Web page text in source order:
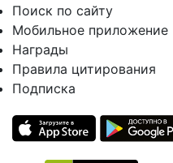
Поиск по сайту
Мобильное приложение
Награды
Правила цитирования
Подписка